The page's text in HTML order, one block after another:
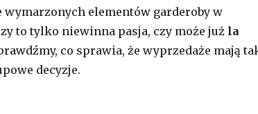
wymarzonych elementów garderoby w
to tylko niewinna pasja, czy może już la
co sprawia, że wyprzedaże mają
decyzje.